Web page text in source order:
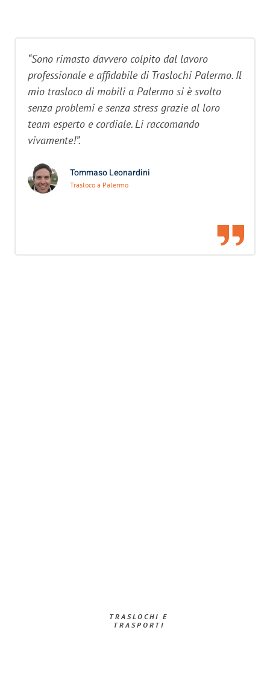
“Sono rimasto davvero colpito dal lavoro
professionale e affidabile di Traslochi Palermo. Il
mio trasloco di mobili a Palermo si è svolto
senza problemi e senza stress grazie al loro
team esperto e cordiale. Li raccomando
vivamente!”.
Tommaso Leonardini
Trasloco a Palermo
TRASLOCHI E
TRASPORTI​